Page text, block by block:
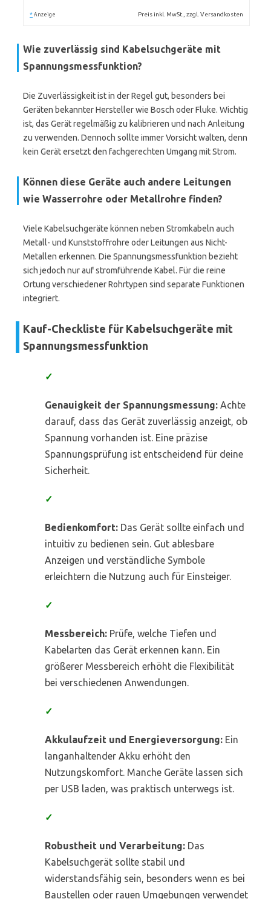
* Anzeige Preis inkl. MwSt., zzgl. Versandkosten
Wie zuverlässig sind Kabelsuchgeräte mit
Spannungsmessfunktion?
Die Zuverlässigkeit ist in der Regel gut, besonders bei
Geräten bekannter Hersteller wie Bosch oder Fluke. Wichtig
ist, das Gerät regelmäßig zu kalibrieren und nach Anleitung
zu verwenden. Dennoch sollte immer Vorsicht walten, denn
kein Gerät ersetzt den fachgerechten Umgang mit Strom.
Können diese Geräte auch andere Leitungen
wie Wasserrohre oder Metallrohre finden?
Viele Kabelsuchgeräte können neben Stromkabeln auch
Metall- und Kunststoffrohre oder Leitungen aus Nicht-
Metallen erkennen. Die Spannungsmessfunktion bezieht
sich jedoch nur auf stromführende Kabel. Für die reine
Ortung verschiedener Rohrtypen sind separate Funktionen
integriert.
Kauf-Checkliste für Kabelsuchgeräte mit
Spannungsmessfunktion
✓
Genauigkeit der Spannungsmessung: Achte
darauf, dass das Gerät zuverlässig anzeigt, ob
Spannung vorhanden ist. Eine präzise
Spannungsprüfung ist entscheidend für deine
Sicherheit.
✓
Bedienkomfort: Das Gerät sollte einfach und
intuitiv zu bedienen sein. Gut ablesbare
Anzeigen und verständliche Symbole
erleichtern die Nutzung auch für Einsteiger.
✓
Messbereich: Prüfe, welche Tiefen und
Kabelarten das Gerät erkennen kann. Ein
größerer Messbereich erhöht die Flexibilität
bei verschiedenen Anwendungen.
✓
Akkulaufzeit und Energieversorgung: Ein
langanhaltender Akku erhöht den
Nutzungskomfort. Manche Geräte lassen sich
per USB laden, was praktisch unterwegs ist.
✓
Robustheit und Verarbeitung: Das
Kabelsuchgerät sollte stabil und
widerstandsfähig sein, besonders wenn es bei
Baustellen oder rauen Umgebungen verwendet